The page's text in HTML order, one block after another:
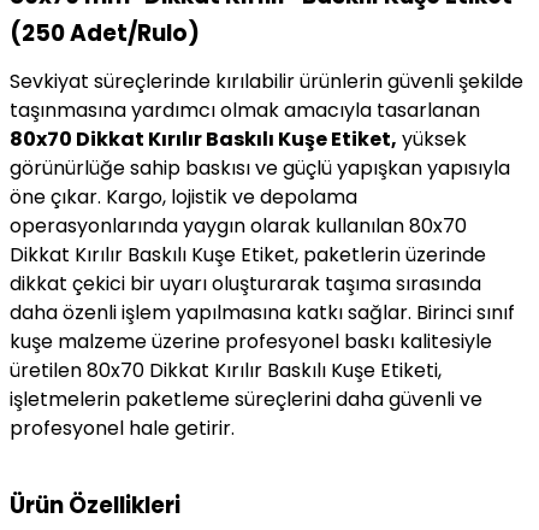
(250 Adet/Rulo)
Sevkiyat süreçlerinde kırılabilir ürünlerin güvenli şekilde
taşınmasına yardımcı olmak amacıyla tasarlanan
80x70 Dikkat Kırılır Baskılı Kuşe Etiket, yüksek
görünürlüğe sahip baskısı ve güçlü yapışkan yapısıyla
öne çıkar. Kargo, lojistik ve depolama
operasyonlarında yaygın olarak kullanılan 80x70
Dikkat Kırılır Baskılı Kuşe Etiket, paketlerin üzerinde
dikkat çekici bir uyarı oluşturarak taşıma sırasında
daha özenli işlem yapılmasına katkı sağlar. Birinci sınıf
kuşe malzeme üzerine profesyonel baskı kalitesiyle
üretilen 80x70 Dikkat Kırılır Baskılı Kuşe Etiketi,
işletmelerin paketleme süreçlerini daha güvenli ve
profesyonel hale getirir.
Ürün Özellikleri